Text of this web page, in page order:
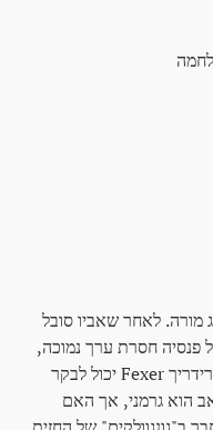
מורה. לאחר שאביו סובל
פנסיה חסרת ערך נמוכה,
ולכן המשפחה מושפעת מעוני. עם זאת, פרידריך Fexer יכול לבקר
הוא גרמני, אך האם